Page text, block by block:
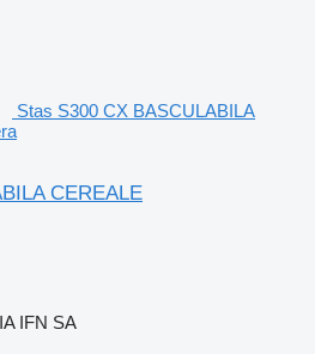
Stas S300 CX BASCULABILA
CEREALE
IFN SA